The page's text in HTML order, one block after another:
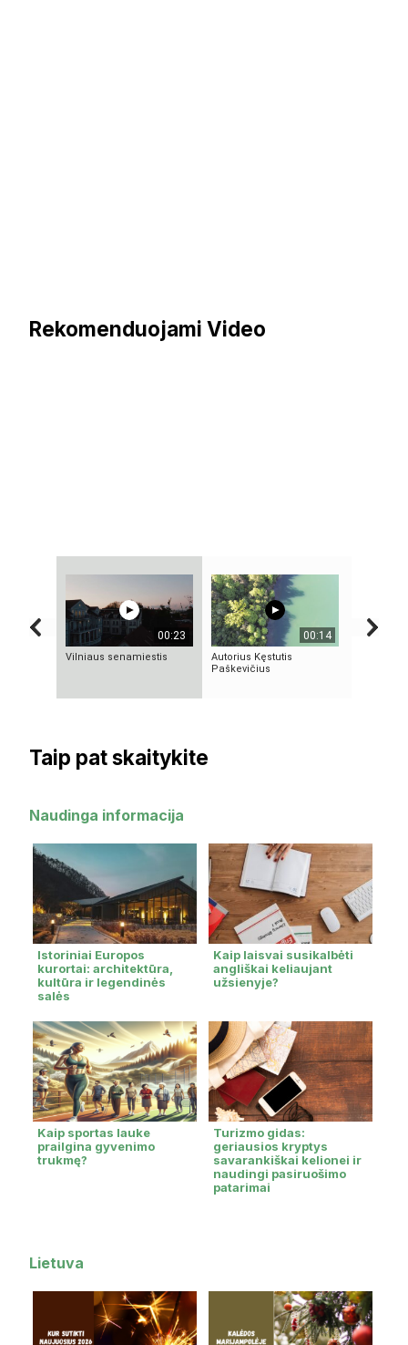
Rekomenduojami Video
00:23
Vilniaus senamiestis
00:14
Autorius Kęstutis
Paškevičius
Taip pat skaitykite
Naudinga informacija
Istoriniai Europos
kurortai: architektūra,
kultūra ir legendinės
salės
Kaip laisvai susikalbėti
angliškai keliaujant
užsienyje?
Kaip sportas lauke
prailgina gyvenimo
trukmę?
Turizmo gidas:
geriausios kryptys
savarankiškai kelionei ir
naudingi pasiruošimo
patarimai
Lietuva